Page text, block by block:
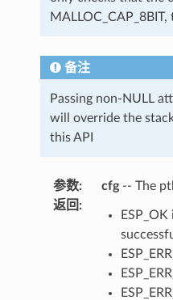
备注
Passing non-NULL
will override the
this API
参数: cfg-- The
返回 :